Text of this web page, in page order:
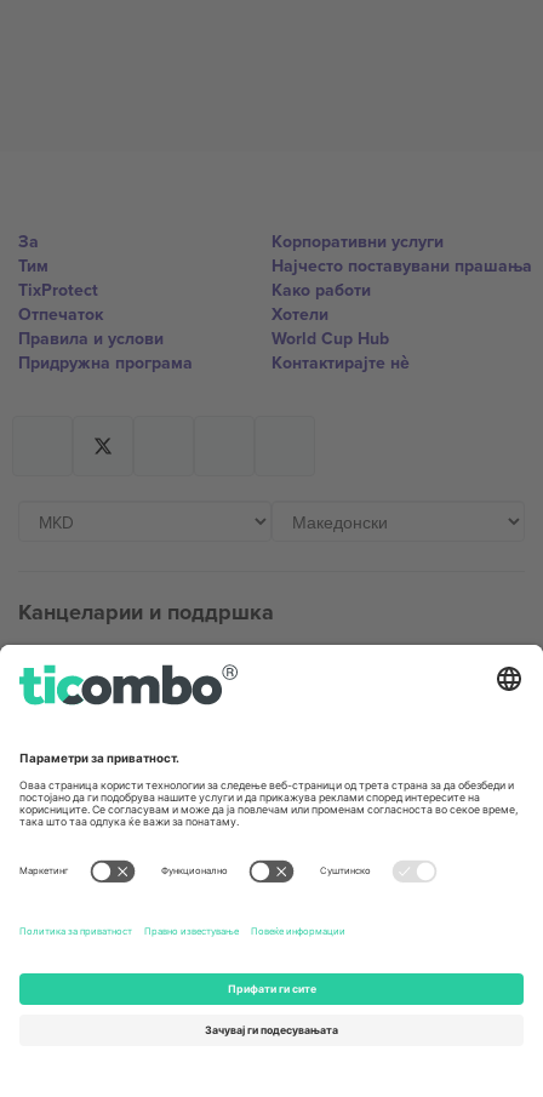
За
Тим
TixProtect
Отпечаток
Правила и услови
Придружна програма
Корпоративни услуги
Најчесто поставувани прашања
Како работи
Хотели
World Cup Hub
Контактирајте нѐ
Канцеларии и поддршка
Germany
Unter den Linden 24, 10117
167 City Road, London, Greater
United States
131 Continental Dr, Suite 305,
Newark, Delaware 19713, United
States
Switzerland
Engelberg, Switzerland
Bulgaria
Regus Sofia City West, bul
United Arab Emirates
UAE Dubai Silicon Oasis, DDP
Building A1, Office 302, Dubai,